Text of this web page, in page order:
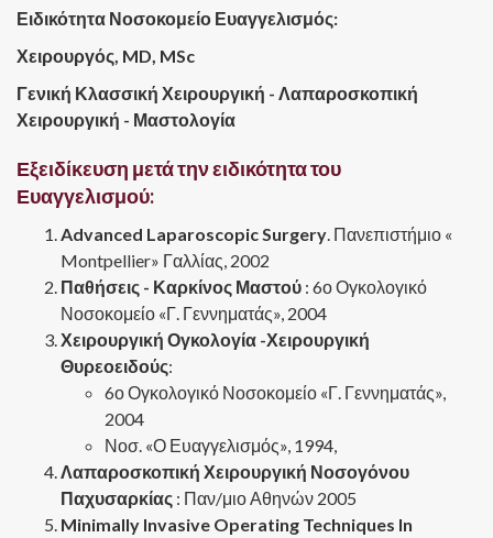
Ειδικότητα Νοσοκομείο Ευαγγελισμός:
Χειρουργός, MD, MSc
Γενική Κλασσική Χειρουργική - Λαπαροσκοπική
Χειρουργική - Μαστολογία
Εξειδίκευση μετά την ειδικότητα του
Ευαγγελισμού:
Advanced Laparoscopic Surgery . Πανεπιστήμιο «
Montpellier» Γαλλίας, 2002
Παθήσεις - Καρκίνος Μαστού : 6ο Ογκολογικό
Νοσοκομείο «Γ. Γεννηματάς», 2004
Χειρουργική Ογκολογία -Χειρουργική
Θυρεοειδούς:
6ο Ογκολογικό Νοσοκομείο «Γ. Γεννηματάς»,
2004
Νοσ. «Ο Ευαγγελισμός», 1994,
Λαπαροσκοπική Χειρουργική Νοσογόνου
Παχυσαρκίας : Παν/μιο Αθηνών 2005
Minimally Invasive Operating Techniques In